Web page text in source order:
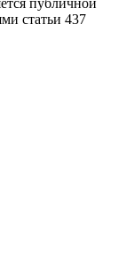
статьи 437